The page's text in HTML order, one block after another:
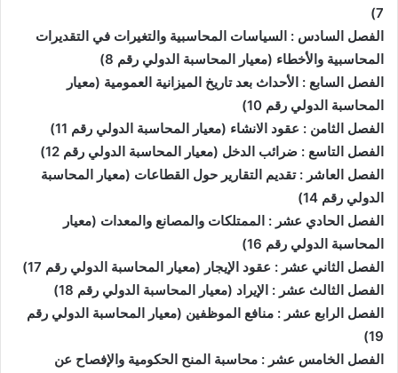
7)
الفصل السادس : السياسات المحاسبية والتغيرات في التقديرات
المحاسبية والأخطاء (معيار المحاسبة الدولي رقم 8)
الفصل السابع : الأحداث بعد تاريخ الميزانية العمومية (معيار
المحاسبة الدولي رقم 10)
الفصل الثامن : عقود الانشاء (معيار المحاسبة الدولي رقم 11)
الفصل التاسع : ضرائب الدخل (معيار المحاسبة الدولي رقم 12)
الفصل العاشر : تقديم التقارير حول القطاعات (معيار المحاسبة
الدولي رقم 14)
الفصل الحادي عشر : الممتلكات والمصانع والمعدات (معيار
المحاسبة الدولي رقم 16)
الفصل الثاني عشر : عقود الإيجار (معيار المحاسبة الدولي رقم 17)
الفصل الثالث عشر : الإيراد (معيار المحاسبة الدولي رقم 18)
الفصل الرابع عشر : منافع الموظفين (معيار المحاسبة الدولي رقم
19)
الفصل الخامس عشر : محاسبة المنح الحكومية والإفصاح عن